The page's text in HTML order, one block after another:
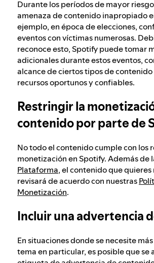
Durante los períodos de mayor
amenaza de contenido inapropiado
ejemplo, en época de elecciones,
eventos con víctimas numerosas.
reconoce esto, Spotify puede tomar
adicionales durante estos eventos,
alcance de ciertos tipos de
recursos oportunos y confiables.
Restringir la
contenido por parte de
No todo el contenido cumple con los
monetización en Spotify. Además de
Plataforma, el contenido que
revisará de acuerdo con nuestras
Monetización.
Incluir una advertencia
En situaciones donde se necesite
tema en particular, es posible que se